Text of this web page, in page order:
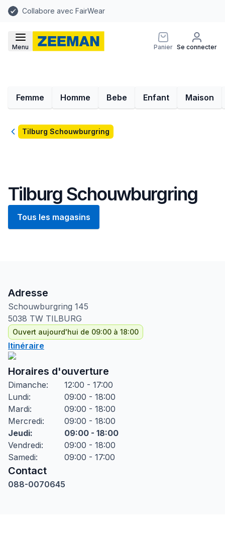
Collabore avec FairWear
Menu Panier Se connecter
Femme Homme Bebe Enfant Maison
RetourTilburg Schouwburgring
Tilburg Schouwburgring
Tous les magasins
Adresse
Schouwburgring 145
5038 TW TILBURG
Ouvert aujourd'hui de 09:00 à 18:00
Itinéraire
Horaires d'ouverture
Dimanche:
12:00 - 17:00
Lundi:
09:00 - 18:00
Mardi:
09:00 - 18:00
Mercredi:
09:00 - 18:00
Jeudi:
09:00 - 18:00
Vendredi:
09:00 - 18:00
Samedi: 09:00 - 17:00
Contact
088-0070645